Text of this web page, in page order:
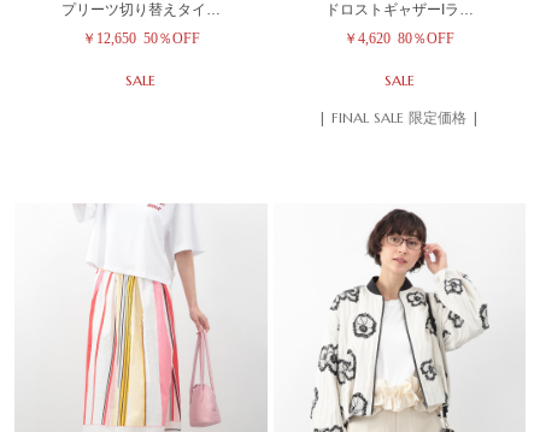
プリーツ切り替えタイ…
￥12,650 50％OFF
SALE
ドロストギャザーIラ…
￥4,620 80％OFF
SALE
| FINAL SALE 限定価格 |